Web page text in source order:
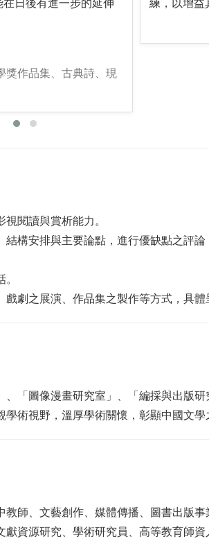
日後有進一步的延伸
獎作品集、古典詩、現
練，以增益
閱讀與賞析能力。
構安排與主要論點，進行優缺點之評
劇之展演、作品集之製作等方式，具體
「圖像漫畫研究室」、「編採與出版
術視野，溫厚學術關懷，彰顯中國文學
師、文藝創作、媒體傳播、圖書出版
資源研究、學術研究員、高等教育師